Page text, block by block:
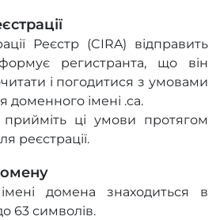
Реєстр (CIRA) відправить
регистранта, що він
і погодитися з умовами
доменного імені .ca.
ці умови протягом
реєстрації.
домена знаходиться в
63 символів.